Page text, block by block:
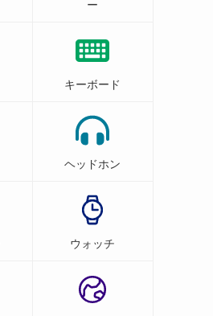
ー
キーボード
ヘッドホン
ウォッチ